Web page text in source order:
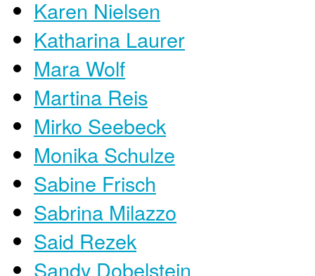
Karen Nielsen
Katharina Laurer
Mara Wolf
Martina Reis
Mirko Seebeck
Monika Schulze
Sabine Frisch
Sabrina Milazzo
Said Rezek
Sandy Dobelstein